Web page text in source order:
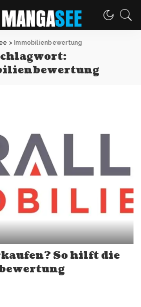
> Immobilienbewertung
So hilft die